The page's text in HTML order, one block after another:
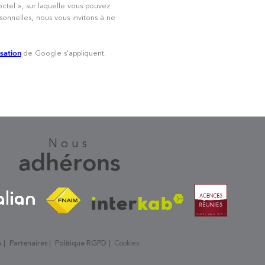
», sur laquelle vous pouvez
nous vous invitons à ne
de Google s'appliquent.
nous
adhérons
Partenaires Politique RGPD Cookies